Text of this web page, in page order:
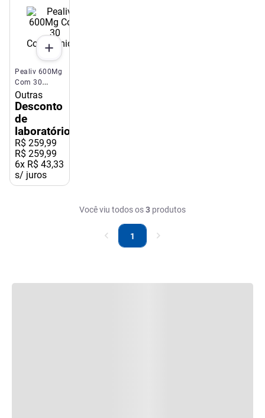
Aché
Pealiv 600Mg
Com 30
Comprimidos
Outras
Desconto
de
laboratório
R$ 259,99
R$ 259,99
6x R$ 43,33
s/ juros
Você viu todos os3 produtos
1